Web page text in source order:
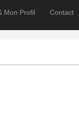
Mon Profil Contact